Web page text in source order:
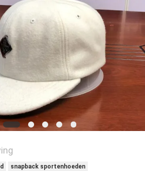
snapback sportenhoeden